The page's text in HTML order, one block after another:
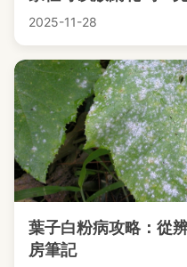
2025-11-28
葉子白粉病攻略：從
房筆記